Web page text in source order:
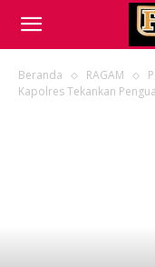
Beranda RAGAM
Kapolres Tekankan